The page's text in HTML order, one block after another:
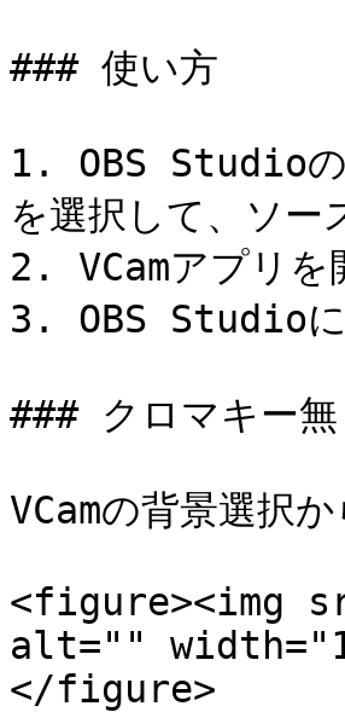
### 使い方
1. OBS Studioの
を選択して、ソー
2. VCamアプリを
3. OBS Studioに
### クロマキー無
VCamの背景選択
<figure><img
alt=""
</figure>